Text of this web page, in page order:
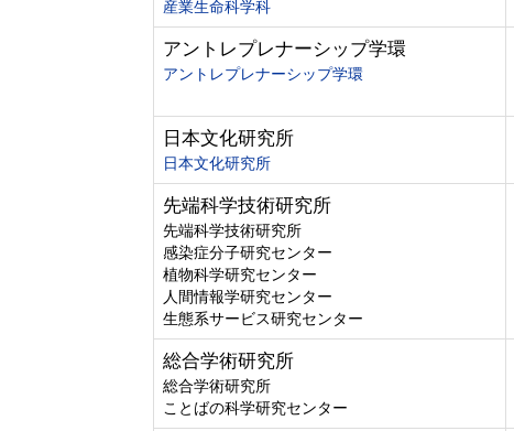
産業生命科学科
アントレプレナーシップ学環
アントレプレナーシップ学環
日本文化研究所
日本文化研究所
先端科学技術研究所
先端科学技術研究所
感染症分子研究センター
植物科学研究センター
人間情報学研究センター
生態系サービス研究センター
総合学術研究所
総合学術研究所
ことばの科学研究センター